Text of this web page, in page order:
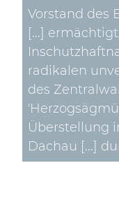
Vorstand des
[...]
radikalen
des
Überstellung
Dachau [...]